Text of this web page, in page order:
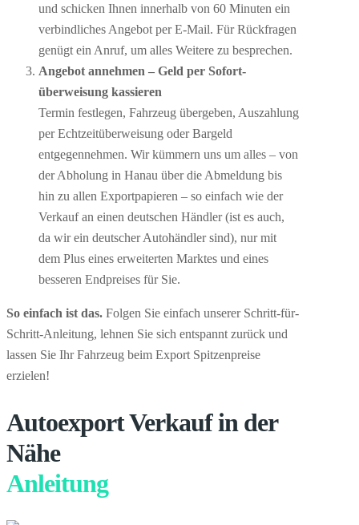
und schicken Ihnen innerhalb von 60 Minuten ein
verbindliches Angebot per E-Mail. Für Rückfragen
genügt ein Anruf, um alles Weitere zu besprechen.
Angebot annehmen – Geld per Sofort­
überweisung kassieren
Termin festlegen, Fahrzeug übergeben, Auszahlung
per Echtzeitüberweisung oder Bargeld
entgegennehmen. Wir kümmern uns um alles – von
der Abholung in Hanau über die Abmeldung bis
hin zu allen Exportpapieren – so einfach wie der
Verkauf an einen deutschen Händler (ist es auch,
da wir ein deutscher Autohändler sind), nur mit
dem Plus eines erweiterten Marktes und eines
besseren Endpreises für Sie.
So einfach ist das. Folgen Sie einfach unserer Schritt-für-
Schritt-Anleitung, lehnen Sie sich entspannt zurück und
lassen Sie Ihr Fahrzeug beim Export Spitzenpreise
erzielen!
Autoexport Verkauf in der
Nähe
Anleitung